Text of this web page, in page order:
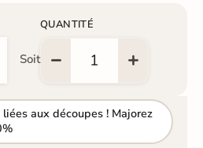
Soit
QUANTITÉ
aux découpes ! Majorez